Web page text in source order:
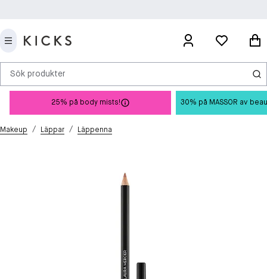
Sök produkter
25% på body mists! 30% på MASSOR av
Makeup / Läppar / Läppenna